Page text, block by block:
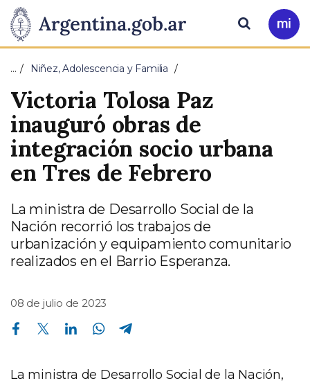
Presidencia
de
la
Nación
Pasar al contenido principal
Ir
a
Buscar
… Niñez, Adolescencia y Familia
Victoria Tolosa Paz
inauguró obras de
integración socio urbana
en Tres de Febrero
La ministra de Desarrollo Social de la
Nación recorrió los trabajos de
urbanización y equipamiento comunitario
realizados en el Barrio Esperanza.
08 de julio de 2023
Compartir en Facebook Compartir en Twitter Compartir en Linkedin Compartir en Whatsapp
La ministra de Desarrollo Social de la Nación,